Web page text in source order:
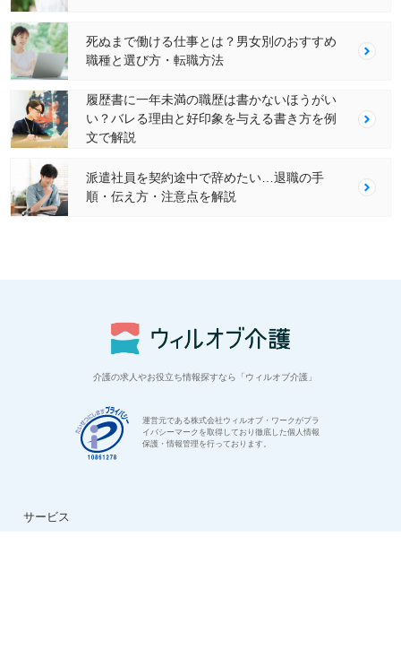
死ぬまで働ける仕事とは？男女別のおすすめ
職種と選び方・転職方法
履歴書に一年未満の職歴は書かないほうがい
い？バレる理由と好印象を与える書き方を例
文で解説
派遣社員を契約途中で辞めたい…退職の手
順・伝え方・注意点を解説
介護の求人やお役立ち情報探すなら「ウィルオブ介護」
運営元である株式会社ウィルオブ・ワークがプラ
イバシーマークを取得しており徹底した個人情報
保護・情報管理を行っております。
サービス